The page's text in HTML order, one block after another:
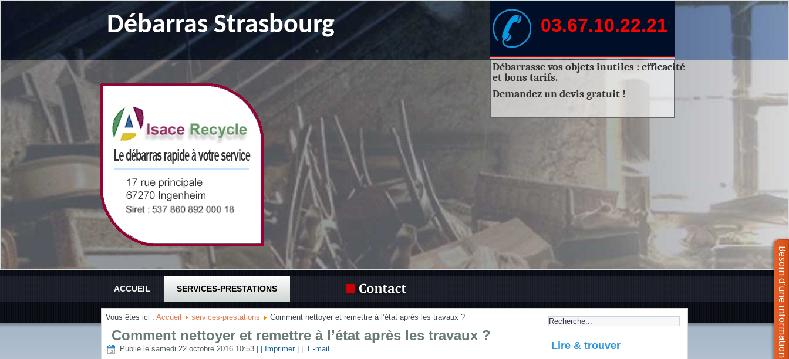
Débarrasse vos objets inutiles : efficacité
et bons tarifs.
Demandez undevis gratuit !
Débarras Strasbourg 03.67.10.22.21
ACCUEIL SERVICES-PRESTATIONS
Vous êtes ici : Accueil services-prestations Comment nettoyer et remettre à l’état après les travaux ?
Comment nettoyer et remettre à l’état après les travaux ?
Publié le samedi 22 octobre 2016 10:53 | Imprimer | E-mail Lire & trouver